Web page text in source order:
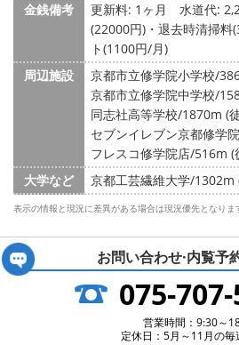
金銭備考
更新料: 1ヶ月 水道代:
(22000円)・退去時清掃料
ト(1100円/月)
周辺施設
京都市立修学院小学校/
京都市立修学院中学校/
同志社高等学校/1870m (
セブンイレブン京都修学
フレスコ修学院店/516m (
大学など
京都工芸繊維大学/1302m
表示の情報と現況に差異がある場合は現況優先となりま
お問い合わせ·内覧予
075-
営業時間：9:30～
定休日：5月～11月の毎